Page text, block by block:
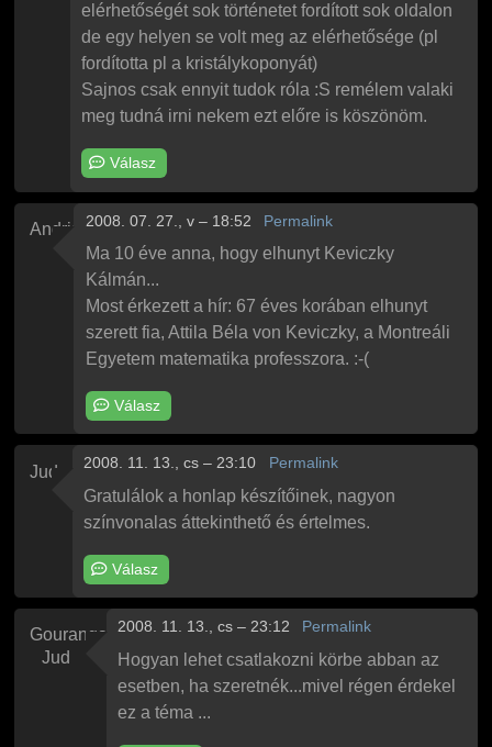
elérhetőségét sok történetet fordított sok oldalon
de egy helyen se volt meg az elérhetősége (pl
fordította pl a kristálykoponyát)
Sajnos csak ennyit tudok róla :S remélem valaki
meg tudná irni nekem ezt előre is köszönöm.
Válasz
Andris 2008. 07. 27., v – 18:52 Permalink
Ma 10 éve anna, hogy elhunyt Keviczky
Kálmán...
Most érkezett a hír: 67 éves korában elhunyt
szerett fia, Attila Béla von Keviczky, a Montreáli
Egyetem matematika professzora. :-(
Válasz
Jud 2008. 11. 13., cs – 23:10 Permalink
Gratulálok a honlap készítőinek, nagyon
színvonalas áttekinthető és értelmes.
Válasz
Gouranga
Jud
2008. 11. 13., cs – 23:12 Permalink
Hogyan lehet csatlakozni körbe abban az
esetben, ha szeretnék...mivel régen érdekel
ez a téma ...